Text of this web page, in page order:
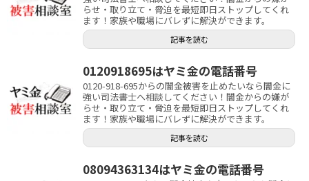
らせ・取り立て・脅迫を最短即日ストップしてくれ
ます！家族や職場にバレずに解決ができます。
記事を読む
0120918695はヤミ金の電話番号
0120-918-695からの闇金被害を止めたいなら闇金に
強い司法書士へ相談してください！闇金からの嫌が
らせ・取り立て・脅迫を最短即日ストップしてくれ
ます！家族や職場にバレずに解決ができます。
記事を読む
08094363134はヤミ金の電話番号